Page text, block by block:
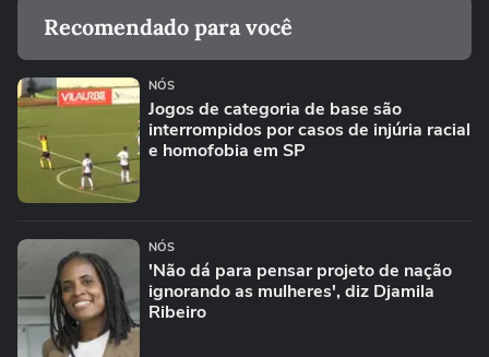
Recomendado para você
NÓS
Jogos de categoria de base são
interrompidos por casos de injúria racial
e homofobia em SP
NÓS
'Não dá para pensar projeto de nação
ignorando as mulheres', diz Djamila
Ribeiro